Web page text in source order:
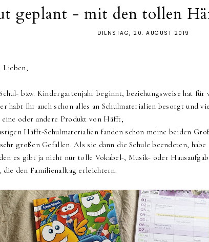
geplant - mit den tollen
DIENSTAG, 20. AUGUST 2019
Lieben,
bzw. Kindergartenjahr beginnt, beziehungsweise hat
habt Ihr auch schon alles an Schulmaterialien besorgt und
eine oder andere Produkt von Häfft,
Häfft-Schulmaterialien fanden schon meine beiden
großen Gefallen. Als sie dann die Schule beendeten,
es gibt ja nicht nur tolle Vokabel-, Musik- oder
die den Familienalltag erleichtern.